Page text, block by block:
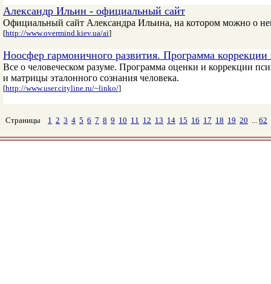
Александр Ильин - официальный сайт
Официальный сайт Александра Ильина, на котором можно о
[http://www.overmind.kiev.ua/ai]
Ноосфер гармоничного развития. Программа коррекции
Все о человеческом разуме. Программа оценки и коррекции
и матрицы эталонного сознания человека.
[http://www.user.cityline.ru/~linko/]
Страницы 1 2 3 4 5 6 7 8 9 10 11 12 13 14 15 16 17 18 19 20 ... 62